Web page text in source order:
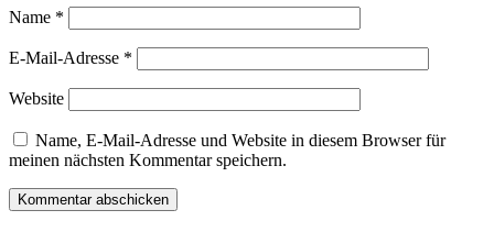
Name *
E-Mail-Adresse *
Website
Name, E-Mail-Adresse und Website in diesem Browser für
meinen nächsten Kommentar speichern.